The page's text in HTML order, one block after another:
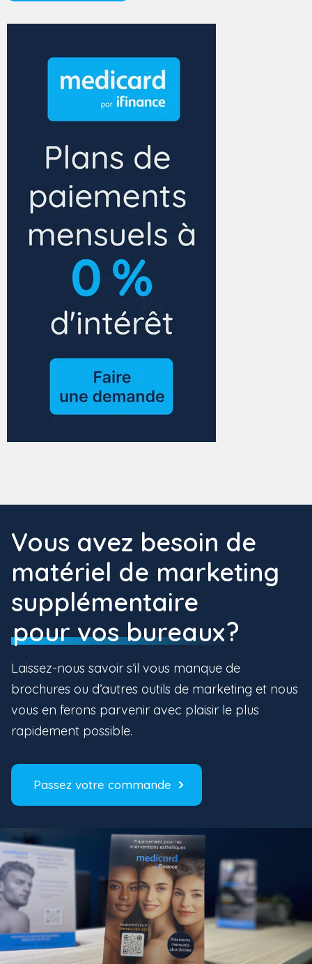
Vous avez besoin de
matériel de marketing
supplémentaire
pour vos bureaux?
Laissez-nous savoir s’il vous manque de
brochures ou d’autres outils de marketing et nous
vous en ferons parvenir avec plaisir le plus
rapidement possible.
Passez votre commande